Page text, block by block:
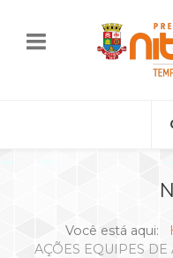
Você está aqui:
AÇÕES EQUIPES